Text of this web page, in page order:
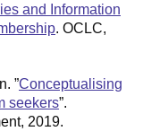
and Information
. OCLC,
”Conceptualising
seekers”.
2019.